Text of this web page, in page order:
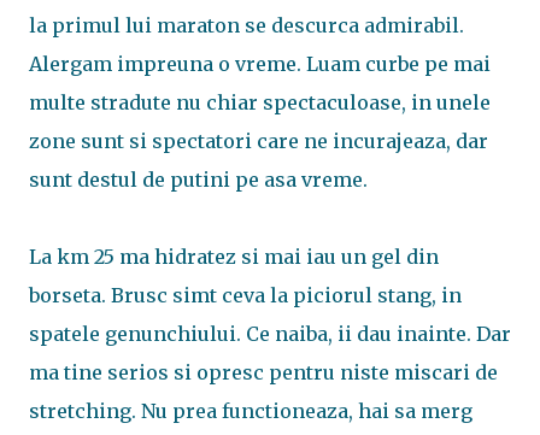
la primul lui maraton se descurca admirabil.
Alergam impreuna o vreme. Luam curbe pe mai
multe stradute nu chiar spectaculoase, in unele
zone sunt si spectatori care ne incurajeaza, dar
sunt destul de putini pe asa vreme.
La km 25 ma hidratez si mai iau un gel din
borseta. Brusc simt ceva la piciorul stang, in
spatele genunchiului. Ce naiba, ii dau inainte. Dar
ma tine serios si opresc pentru niste miscari de
stretching. Nu prea functioneaza, hai sa merg